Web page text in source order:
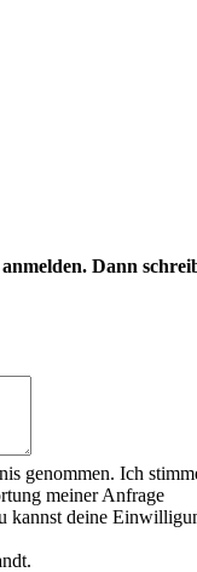
Dann
genommen. Ich
meiner Anfrage
kannst deine